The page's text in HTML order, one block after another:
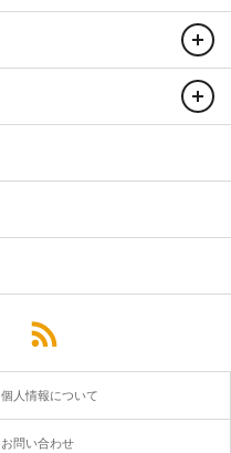
個人情報について
お問い合わせ